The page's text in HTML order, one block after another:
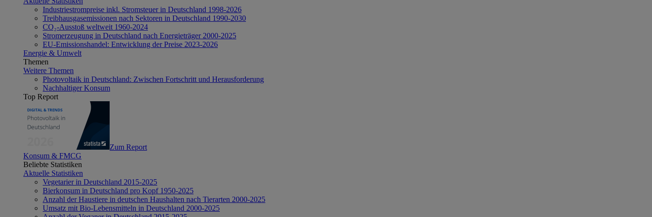
Industriestrompreise inkl. Stromsteuer in Deutschland 1998-2026
Treibhausgasemissionen nach Sektoren in Deutschland 1990-2030
CO₂-Ausstoß weltweit 1960-2024
Stromerzeugung in Deutschland nach Energieträger 2000-2025
EU-Emissionshandel: Entwicklung der Preise 2023-2026
Energie & Umwelt
Themen
Weitere Themen
Photovoltaik in Deutschland: Zwischen Fortschritt und Herausforderung
Nachhaltiger Konsum
Top Report
Zum Report
Konsum & FMCG
Beliebte Statistiken
Aktuelle Statistiken
Vegetarier in Deutschland 2015-2025
Bierkonsum in Deutschland pro Kopf 1950-2025
Anzahl der Haustiere in deutschen Haushalten nach Tierarten 2000-2025
Umsatz mit Bio-Lebensmitteln in Deutschland 2000-2025